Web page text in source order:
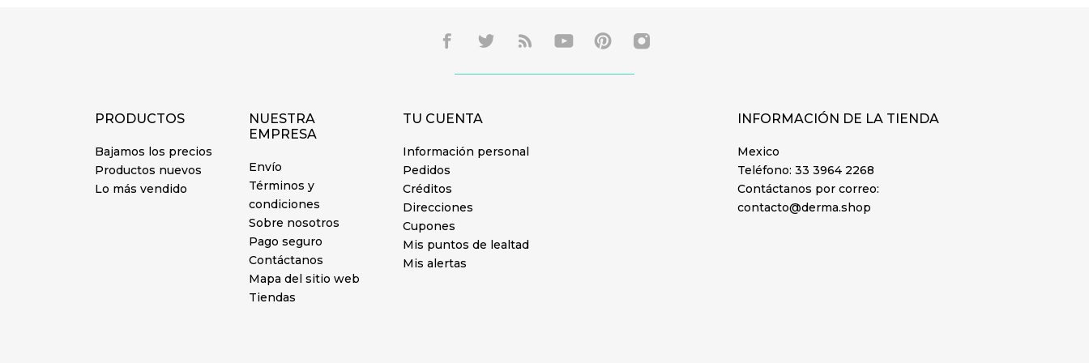
PRODUCTOS
Bajamos los precios
Productos nuevos
Lo más vendido
NUESTRA
EMPRESA
Envío
Términos y
condiciones
Sobre nosotros
Pago seguro
Contáctanos
Mapa del sitio web
Tiendas
TU CUENTA
Información personal
Pedidos
Créditos
Direcciones
Cupones
Mis puntos de lealtad
Mis alertas
INFORMACIÓN DE LA TIENDA
Mexico
Teléfono: 33 3964 2268
Contáctanos por correo:
contacto@derma.shop